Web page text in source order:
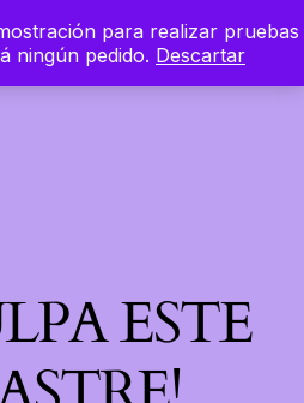
para realizar pruebas
ningún pedido. Descartar
LinkedIn
Instagram
Facebook
Acceder
ESTE